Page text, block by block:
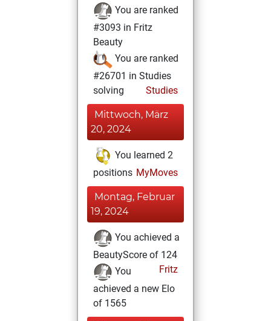
You are ranked
#3093 in Fritz
Beauty
You are ranked
#26701 in Studies
solving
Studies
Mittwoch, März
20, 2024
You learned 2
positions MyMoves
Montag, Februar
19, 2024
You achieved a
BeautyScore of 124
Fritz
You
achieved a new Elo
of 1565